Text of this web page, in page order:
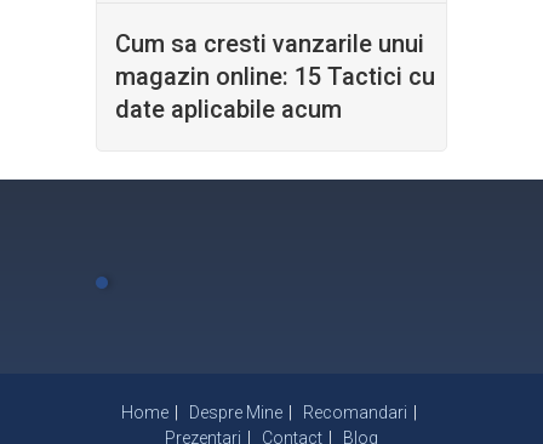
Cum sa cresti vanzarile unui
magazin online: 15 Tactici cu
date aplicabile acum
Home Despre Mine
Recomandari
Prezentari
Contact Blog